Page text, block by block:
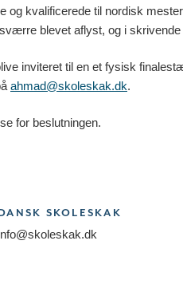
og kvalificerede til nordisk
blevet aflyst, og i
inviteret til en et fysisk
ahmad@skoleskak.dk.
for beslutningen.
SKOLESKAK